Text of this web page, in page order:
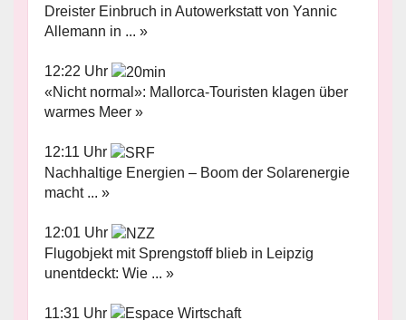
Dreister Einbruch in Autowerkstatt von Yannic
Allemann in ... »
12:22 Uhr
«Nicht normal»: Mallorca-Touristen klagen über
warmes Meer »
12:11 Uhr
Nachhaltige Energien – Boom der Solarenergie
macht ... »
12:01 Uhr
Flugobjekt mit Sprengstoff blieb in Leipzig
unentdeckt: Wie ... »
11:31 Uhr